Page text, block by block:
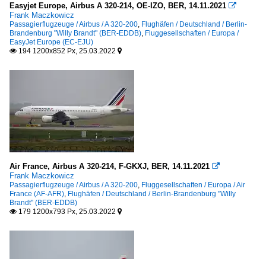
Easyjet Europe, Airbus A 320-214, OE-IZO, BER, 14.11.2021 
Frank Maczkowicz
Passagierflugzeuge / Airbus / A 320-200, Flughäfen / Deutschland / Berlin-
Brandenburg "Willy Brandt" (BER-EDDB), Fluggesellschaften / Europa /
EasyJet Europe (EC-EJU)
 194 1200x852 Px, 25.03.2022 
Air France, Airbus A 320-214, F-GKXJ, BER, 14.11.2021 
Frank Maczkowicz
Passagierflugzeuge / Airbus / A 320-200, Fluggesellschaften / Europa / Air
France (AF-AFR), Flughäfen / Deutschland / Berlin-Brandenburg "Willy
Brandt" (BER-EDDB)
 179 1200x793 Px, 25.03.2022 